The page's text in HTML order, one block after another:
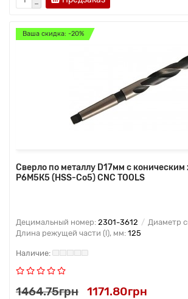
Ваша скидка: -20%
Сверло по металлу D17мм с коническим
Р6М5К5 (HSS-Co5) CNC TOOLS
Децимальный номер: 2301-3612 Диаметр
Длина режущей части (l), мм: 125
1464.75грн 1171.80грн